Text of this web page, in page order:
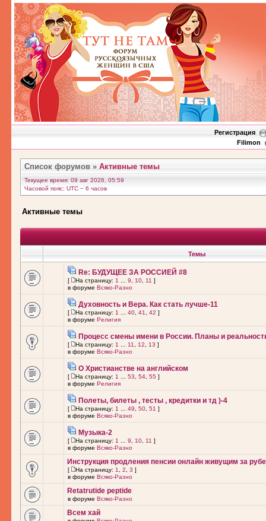
Регистрация
Filimon
Список форумов » Активные темы
Текущее время: 09 авг 2026, 05:59
Часовой пояс: UTC − 6 часов
Активные темы
Темы
Re: БУДУЩЕЕ ЗА РОССИЕЙ #8
[ На страницу: 1 9 10 11 ]
в форуме Всяко-Разно
Духовность и Вера. Как стать лучше-11
[ На страницу: 1 40 41 42 ]
в форуме Религия
Процесс смены имени в России. Планы и
[ На страницу: 1 11 12 13 ]
в форуме Всяко-Разно
О Христианстве на английском
[ На страницу: 1 53 54 55 ]
в форуме Религия
Полеты, билеты , тесты , кредитки и тд )-4
[ На страницу: 1 49 50 51 ]
в форуме Всяко-Разно
Музыка-2
[ На страницу: 1 9 10 11 ]
в форуме Всяко-Разно
Инструкция продления пенсии онлайн живущим за
[ На страницу: 1 2 3 ]
в форуме Всяко-Разно
Retatrutide peptide
в форуме Всяко-Разно
Всем хай